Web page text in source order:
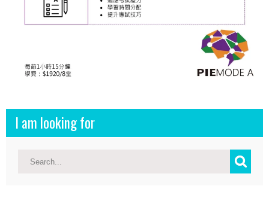
I am looking for